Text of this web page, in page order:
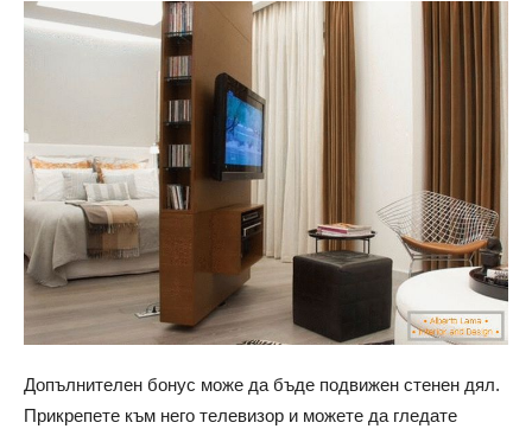
Допълнителен бонус може да бъде подвижен стенен дял.
Прикрепете към него телевизор и можете да гледате